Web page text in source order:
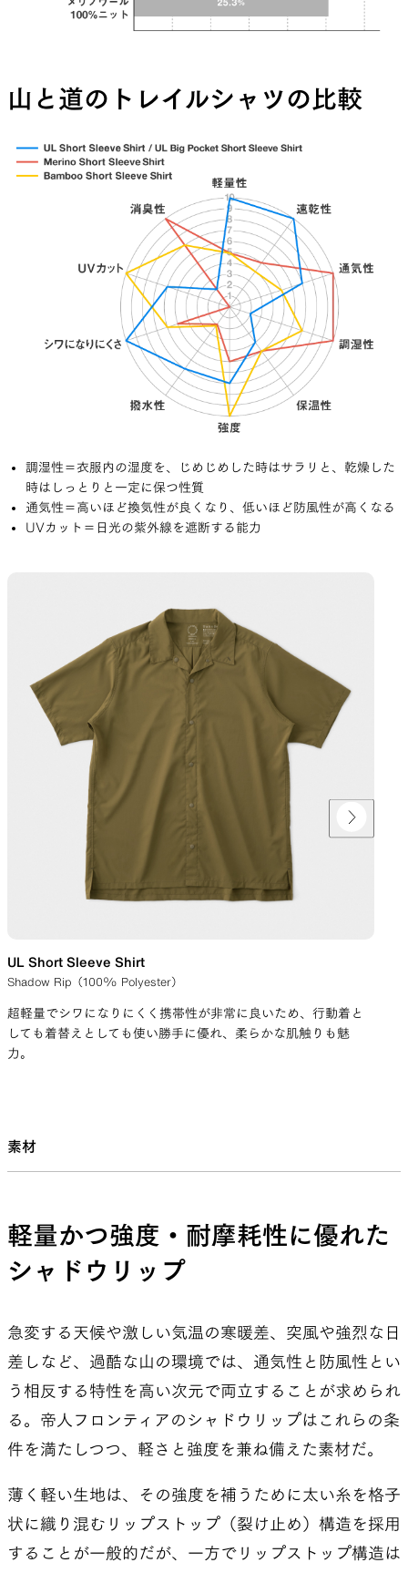
山と道のトレイルシャツの比較
調湿性＝衣服内の湿度を、じめじめした時はサラリと、乾燥した
時はしっとりと一定に保つ性質
通気性＝高いほど換気性が良くなり、低いほど防風性が高くなる
UVカット＝日光の紫外線を遮断する能力
UL Short Sleeve Shirt
Shadow Rip（100% Polyester）
超軽量でシワになりにくく携帯性が非常に良いため、行動着と
しても着替えとしても使い勝手に優れ、柔らかな肌触りも魅
力。
素材
軽量かつ強度・耐摩耗性に優れた
シャドウリップ
急変する天候や激しい気温の寒暖差、突風や強烈な日
差しなど、過酷な山の環境では、通気性と防風性とい
う相反する特性を高い次元で両立することが求められ
る。帝人フロンティアのシャドウリップはこれらの条
件を満たしつつ、軽さと強度を兼ね備えた素材だ。
薄く軽い生地は、その強度を補うために太い糸を格子
状に織り混むリップストップ（裂け止め）構造を採用
することが一般的だが、一方でリップストップ構造は